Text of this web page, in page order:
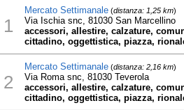
1
Mercato Settimanale(distanza: 1,25 km)
Via Ischia snc, 81030 San Marcellino
accessori, allestire, calzature,
cittadino, oggettistica, piazza,
2
Mercato Settimanale(distanza: 2,16 km)
Via Roma snc, 81030 Teverola
accessori, allestire, calzature,
cittadino, oggettistica, piazza,